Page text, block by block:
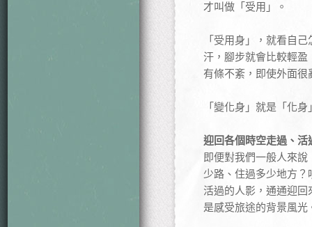
才叫做「受用」。
「受用身」，就看自
汗，腳步就會比較輕
有條不紊，即使外面
「變化身」就是「化
迎回各個時空走過、活
即便對我們一般人來
少路、住過多少地方
活過的人影，通通迎
是感受旅途的背景風光